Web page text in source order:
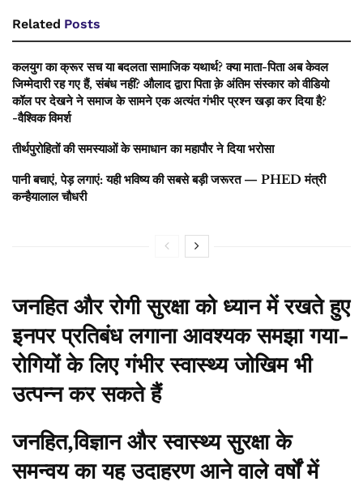
Related Posts
कलयुग का क्रूर सच या बदलता सामाजिक यथार्थ? क्या माता-पिता अब केवल
जिम्मेदारी रह गए हैं, संबंध नहीं? औलाद द्वारा पिता क़े अंतिम संस्कार को वीडियो
कॉल पर देखने ने समाज के सामने एक अत्यंत गंभीर प्रश्न खड़ा कर दिया है?
-वैश्विक विमर्श
तीर्थपुरोहितों की समस्याओं के समाधान का महापौर ने दिया भरोसा
पानी बचाएं, पेड़ लगाएं: यही भविष्य की सबसे बड़ी जरूरत — PHED मंत्री
कन्हैयालाल चौधरी
जनहित और रोगी सुरक्षा को ध्यान में रखते हुए
इनपर प्रतिबंध लगाना आवश्यक समझा गया-
रोगियों के लिए गंभीर स्वास्थ्य जोखिम भी
उत्पन्न कर सकते हैं
जनहित,विज्ञान और स्वास्थ्य सुरक्षा के
समन्वय का यह उदाहरण आने वाले वर्षों में